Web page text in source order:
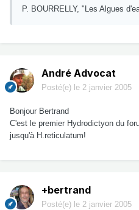
P. BOURRELLY, "Les Algues
André Advocat
Posté(e) le 2 janvier 2005
Bonjour Bertrand
C'est le premier Hydrodictyon du
jusqu'à H.reticulatum!
+bertrand
Posté(e) le 2 janvier 2005